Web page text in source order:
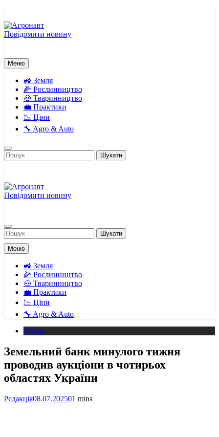
вмісту
Повідомити новину
Меню
🚜 Земля
🌽 Рослинництво
🐽 Тваринництво
💼 Практики
📉 Ціни
🔧 Agro & Auto
Пошук:
Повідомити новину
Пошук:
Меню
🚜 Земля
🌽 Рослинництво
🐽 Тваринництво
💼 Практики
📉 Ціни
🔧 Agro & Auto
Земля
Земельний банк минулого тижня
проводив аукціони в чотирьох
областях України
Редакція08.07.202501 mins